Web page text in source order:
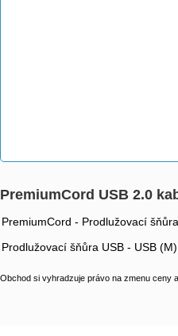
PremiumCord USB 2.0
PremiumCord - Prodlužovací
Prodlužovací šňůra USB - USB
Obchod si vyhradzuje právo na zmenu ceny